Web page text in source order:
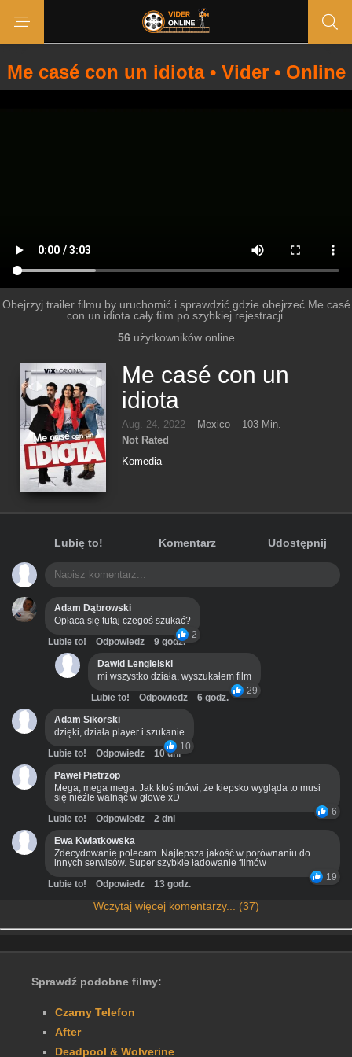
Me casé con un idiota • Vider • Online
Obejrzyj trailer filmu by uruchomić i sprawdzić gdzie obejrzeć Me casé
con un idiota cały film po szybkiej rejestracji.
56użytkowników online
Me casé con un
idiota
Aug. 24, 2022 Mexico
103 Min.
Not Rated
Komedia
Lubię to! Komentarz Udostępnij
Adam Dąbrowski
Opłaca się tutaj czegoś szukać?
2
Lubie to! Odpowiedz
9 godz.
Dawid Lengielski
mi wszystko działa, wyszukałem film
29
Lubie to! Odpowiedz
6 godz.
Adam Sikorski
dzięki, działa player i szukanie
10
Lubie to! Odpowiedz
10 dni
Paweł Pietrzop
Mega, mega mega. Jak ktoś mówi, że kiepsko wygląda to musi
się nieźle walnąć w głowe xD
6
Lubie to! Odpowiedz
2 dni
Ewa Kwiatkowska
Zdecydowanie polecam. Najlepsza jakość w porównaniu do
innych serwisów. Super szybkie ładowanie filmów
19
Lubie to! Odpowiedz 13 godz.
Wczytaj więcej komentarzy... (37)
Sprawdź podobne filmy:
Czarny Telefon
After
Deadpool & Wolverine